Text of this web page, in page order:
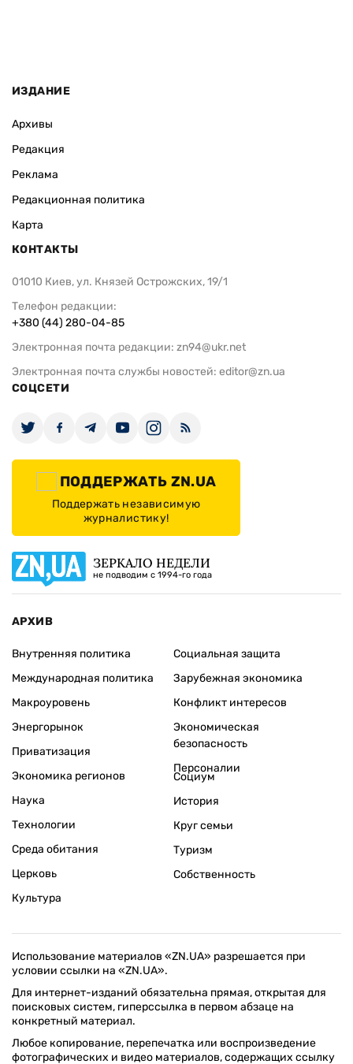
ИЗДАНИЕ
Архивы
Редакция
Реклама
Редакционная политика
Карта
КОНТАКТЫ
01010 Киев, ул. Князей Острожских, 19/1
Телефон редакции:
+380 (44) 280-04-85
Электронная почта редакции: zn94@ukr.net
Электронная почта службы новостей: editor@zn.ua
СОЦСЕТИ
ПОДДЕРЖАТЬ ZN.UA
Поддержать независимую
журналистику!
ЗЕРКАЛО НЕДЕЛИ
не подводим с 1994-го года
АРХИВ
Внутренняя политика
Международная политика
Макроуровень
Энергорынок
Приватизация
Экономика регионов
Социальная защита
Зарубежная экономика
Конфликт интересов
Экономическая
безопасность
Персоналии
Наука
Технологии
Среда обитания
Церковь
Культура
Социум
История
Круг семьи
Туризм
Собственность
Использование материалов «ZN.UA» разрешается при
условии ссылки на «ZN.UA».
Для интернет-изданий обязательна прямая, открытая для
поисковых систем, гиперссылка в первом абзаце на
конкретный материал.
Любое копирование, перепечатка или воспроизведение
фотографических и видео материалов, содержащих ссылку